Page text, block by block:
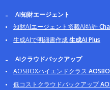
AI知財エージェント
知財AIエージェント搭載AI特許
生成AIで明細書作成生成AI Plus
AIクラウドバックアップ
AOSBOXハイエンドクラス
低コストクラウドバックアップ